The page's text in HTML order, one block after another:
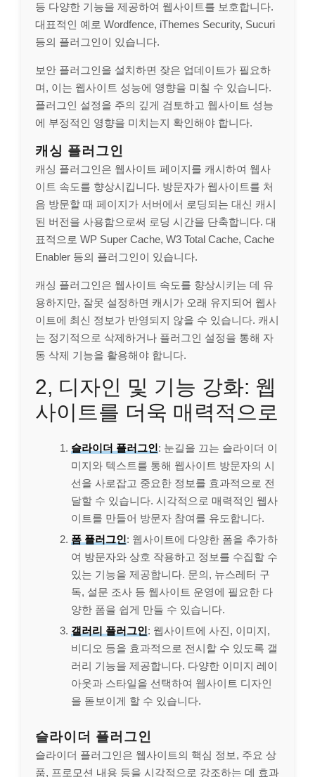
등 다양한 기능을 제공하여 웹사이트를 보호합니다.
대표적인 예로 Wordfence, iThemes Security, Sucuri
등의 플러그인이 있습니다.
보안 플러그인을 설치하면 잦은 업데이트가 필요하
며, 이는 웹사이트 성능에 영향을 미칠 수 있습니다.
플러그인 설정을 주의 깊게 검토하고 웹사이트 성능
에 부정적인 영향을 미치는지 확인해야 합니다.
캐싱 플러그인
캐싱 플러그인은 웹사이트 페이지를 캐시하여 웹사
이트 속도를 향상시킵니다. 방문자가 웹사이트를 처
음 방문할 때 페이지가 서버에서 로딩되는 대신 캐시
된 버전을 사용함으로써 로딩 시간을 단축합니다. 대
표적으로 WP Super Cache, W3 Total Cache, Cache
Enabler 등의 플러그인이 있습니다.
캐싱 플러그인은 웹사이트 속도를 향상시키는 데 유
용하지만, 잘못 설정하면 캐시가 오래 유지되어 웹사
이트에 최신 정보가 반영되지 않을 수 있습니다. 캐시
는 정기적으로 삭제하거나 플러그인 설정을 통해 자
동 삭제 기능을 활용해야 합니다.
2, 디자인 및 기능 강화: 웹
사이트를 더욱 매력적으로
슬라이더 플러그인: 눈길을 끄는 슬라이더 이
미지와 텍스트를 통해 웹사이트 방문자의 시
선을 사로잡고 중요한 정보를 효과적으로 전
달할 수 있습니다. 시각적으로 매력적인 웹사
이트를 만들어 방문자 참여를 유도합니다.
폼 플러그인: 웹사이트에 다양한 폼을 추가하
여 방문자와 상호 작용하고 정보를 수집할 수
있는 기능을 제공합니다. 문의, 뉴스레터 구
독, 설문 조사 등 웹사이트 운영에 필요한 다
양한 폼을 쉽게 만들 수 있습니다.
갤러리 플러그인: 웹사이트에 사진, 이미지,
비디오 등을 효과적으로 전시할 수 있도록 갤
러리 기능을 제공합니다. 다양한 이미지 레이
아웃과 스타일을 선택하여 웹사이트 디자인
을 돋보이게 할 수 있습니다.
슬라이더 플러그인
슬라이더 플러그인은 웹사이트의 핵심 정보, 주요 상
품, 프로모션 내용 등을 시각적으로 강조하는 데 효과